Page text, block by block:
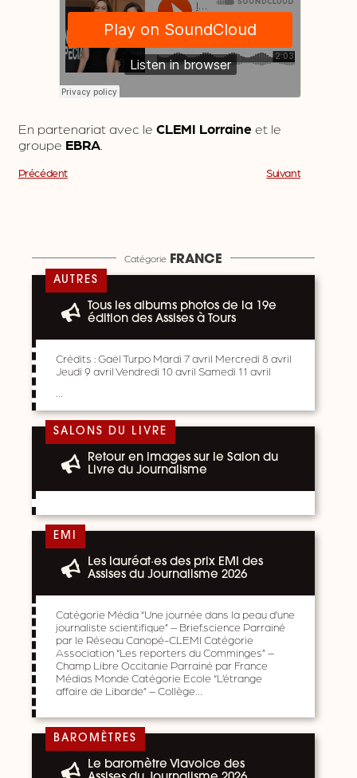
En partenariat avec le CLEMI Lorraineet le
groupe EBRA.
Précédent Suivant
Catégorie FRANCE
AUTRES
Tous les albums photos de la 19e
édition des Assises à Tours
Crédits : Gaël Turpo Mardi 7 avril Mercredi 8 avril
Jeudi 9 avril Vendredi 10 avril Samedi 11 avril
SALONS DU LIVRE
Retour en images sur le Salon du
Livre du Journalisme
EMI
Les lauréat·es des prix EMI des
Assises du Journalisme 2026
Catégorie Média “Une journée dans la peau d’une
journaliste scientifique” – Brief.science Parrainé
par le Réseau Canopé-CLEMI Catégorie
Association “Les reporters du Comminges” –
Champ Libre Occitanie Parrainé par France
Médias Monde Catégorie Ecole “L’étrange
affaire de Libarde” – Collège…
BAROMÈTRES
Le baromètre Viavoice des